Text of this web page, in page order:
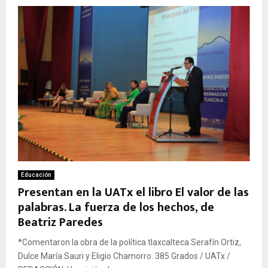
Educación
Presentan en la UATx el libro El valor de las
palabras. La fuerza de los hechos, de
Beatriz Paredes
*Comentaron la obra de la política tlaxcalteca Serafín Ortiz,
Dulce María Sauri y Eligio Chamorro. 385 Grados / UATx /